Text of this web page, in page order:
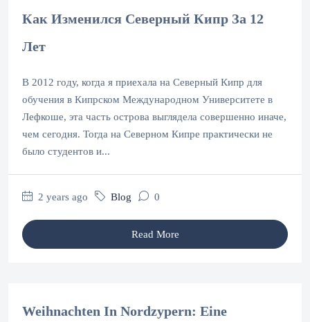
Как Изменился Северный Кипр За 12
Лет
В 2012 году, когда я приехала на Северный Кипр для
обучения в Кипрском Международном Университете в
Лефкоше, эта часть острова выглядела совершенно иначе,
чем сегодня. Тогда на Северном Кипре практически не
было студентов и...
2 years ago Blog 0
Read More
Weihnachten In Nordzypern: Eine